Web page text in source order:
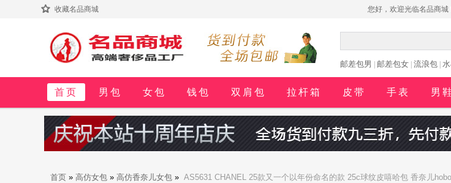
收藏名品商城 您好，欢迎光临名品商城
邮差包男 邮差包女 流浪包
首页 男包 女包 钱包 双肩包 拉杆箱 皮带 手表 男鞋
首页 » 高仿女包 » 高仿香奈儿女包 » AS5631 CHANEL 25款又一个以年份命名的款 25c球纹皮嘻哈包 香奈儿